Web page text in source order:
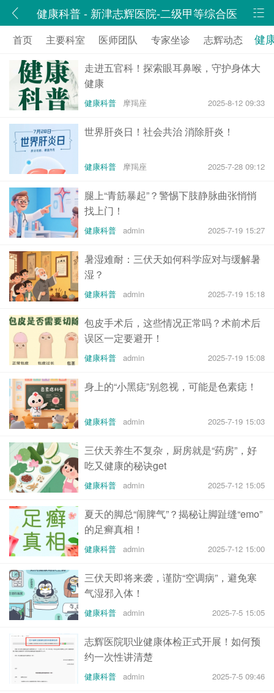
健康科普 - 新津志辉医院-二级甲等综合医
院,四川省志辉医院有限责任公司
首页 主要科室 医师团队 专家坐诊 志辉动态 健
走进五官科！探索眼耳鼻喉，守护身体大
健康
健康科普 摩羯座 2025-8-12 09:33
世界肝炎日！社会共治 消除肝炎！
健康科普 摩羯座 2025-7-28 09:12
腿上“青筋暴起”？警惕下肢静脉曲张悄悄
找上门！
健康科普 admin 2025-7-19 15:27
暑湿难耐：三伏天如何科学应对与缓解暑
湿？
健康科普 admin 2025-7-19 15:18
包皮手术后，这些情况正常吗？术前术后
误区一定要避开！
健康科普 admin 2025-7-19 15:08
身上的“小黑痣”别忽视，可能是色素痣！
健康科普 admin 2025-7-19 15:03
三伏天养生不复杂，厨房就是“药房”，好
吃又健康的秘诀get
健康科普 admin 2025-7-12 15:05
夏天的脚总“闹脾气”？揭秘让脚趾缝“emo”
的足癣真相！
健康科普 admin 2025-7-12 15:00
三伏天即将来袭，谨防“空调病”，避免寒
气湿邪入体！
健康科普 admin 2025-7-5 15:05
志辉医院职业健康体检正式开展！如何预
约一次性讲清楚
健康科普 admin 2025-7-5 09:46